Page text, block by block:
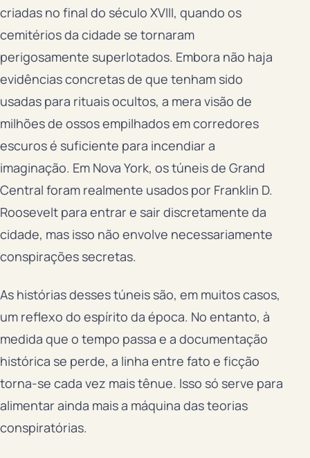
criadas no final do século XVIII, quando os
cemitérios da cidade se tornaram
perigosamente superlotados. Embora não haja
evidências concretas de que tenham sido
usadas para rituais ocultos, a mera visão de
milhões de ossos empilhados em corredores
escuros é suficiente para incendiar a
imaginação. Em Nova York, os túneis de Grand
Central foram realmente usados por Franklin D.
Roosevelt para entrar e sair discretamente da
cidade, mas isso não envolve necessariamente
conspirações secretas.
As histórias desses túneis são, em muitos casos,
um reflexo do espírito da época. No entanto, à
medida que o tempo passa e a documentação
histórica se perde, a linha entre fato e ficção
torna-se cada vez mais tênue. Isso só serve para
alimentar ainda mais a máquina das teorias
conspiratórias.